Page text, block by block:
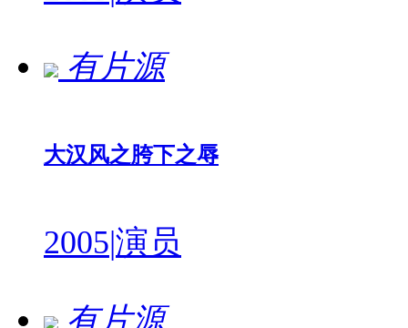
有片源
大汉风之胯下之辱
2005|演员
有片源